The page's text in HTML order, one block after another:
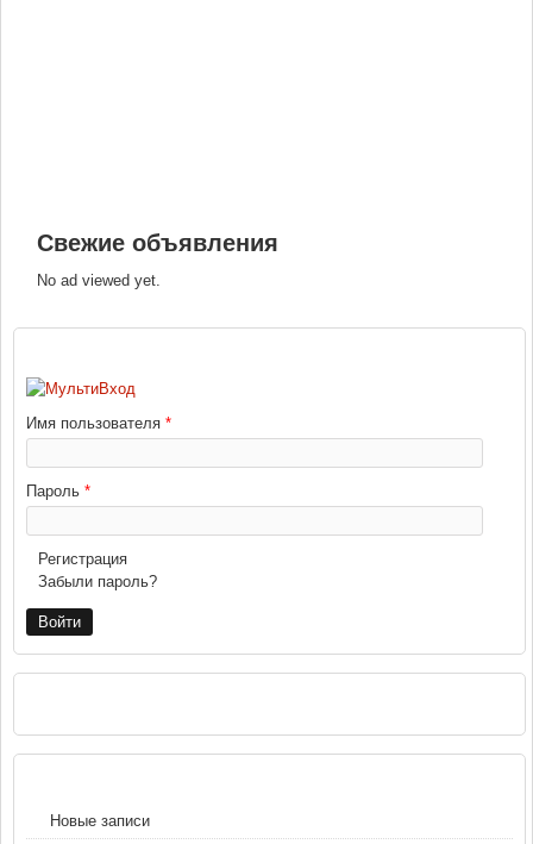
Свежие объявления
No ad viewed yet.
Имя пользователя *
Пароль *
Регистрация
Забыли пароль?
Новые записи